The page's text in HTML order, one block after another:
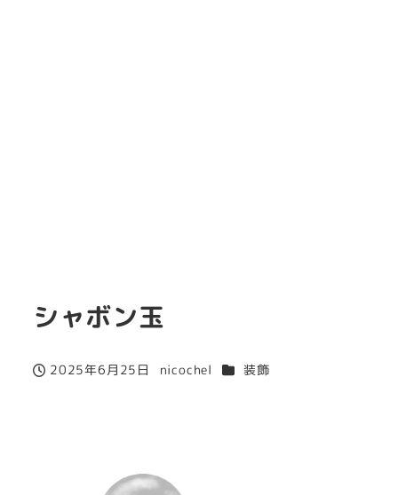
シャボン玉
投稿日
2025年6月25日
著
nicochel カテゴリー
装飾